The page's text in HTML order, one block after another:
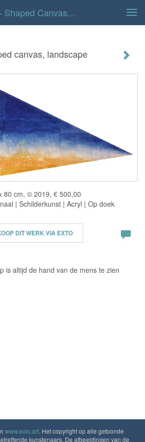
Eric Van De Ven - Shaped Canvas, Landscape
canvas, landscape
80 cm, © 2019, € 500,00
| Schilderkunst | Acryl | Op doek
DIT WERK VIA EXTO
is altijd de hand van de mens te zien
www.exto.art. Het copyright op alle getoonde
kunstenaars. De afbeeldingen van de